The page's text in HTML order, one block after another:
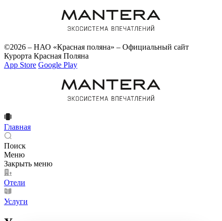
©2026 – НАО «Красная поляна» – Официальный сайт
Курорта Красная Поляна
App Store Google Play
Главная
Поиск
Меню
Закрыть меню
Отели
Услуги